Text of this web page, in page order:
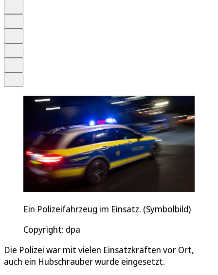
Ein Polizeifahrzeug im Einsatz. (Symbolbild)
Copyright: dpa
Die Polizei war mit vielen Einsatzkräften vor Ort,
auch ein Hubschrauber wurde eingesetzt.